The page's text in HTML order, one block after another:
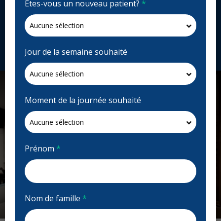
Demandez un rendez-vous
2960 Kingsway Dr Unit K004A, Kitchener, ON N2C
1X1, Canada
toothworks.com
PreviousNext
Êtes-vous un nouveau patient? *
Jour de la semaine souhaité
Moment de la journée souhaité
Prénom *
Nom de famille *